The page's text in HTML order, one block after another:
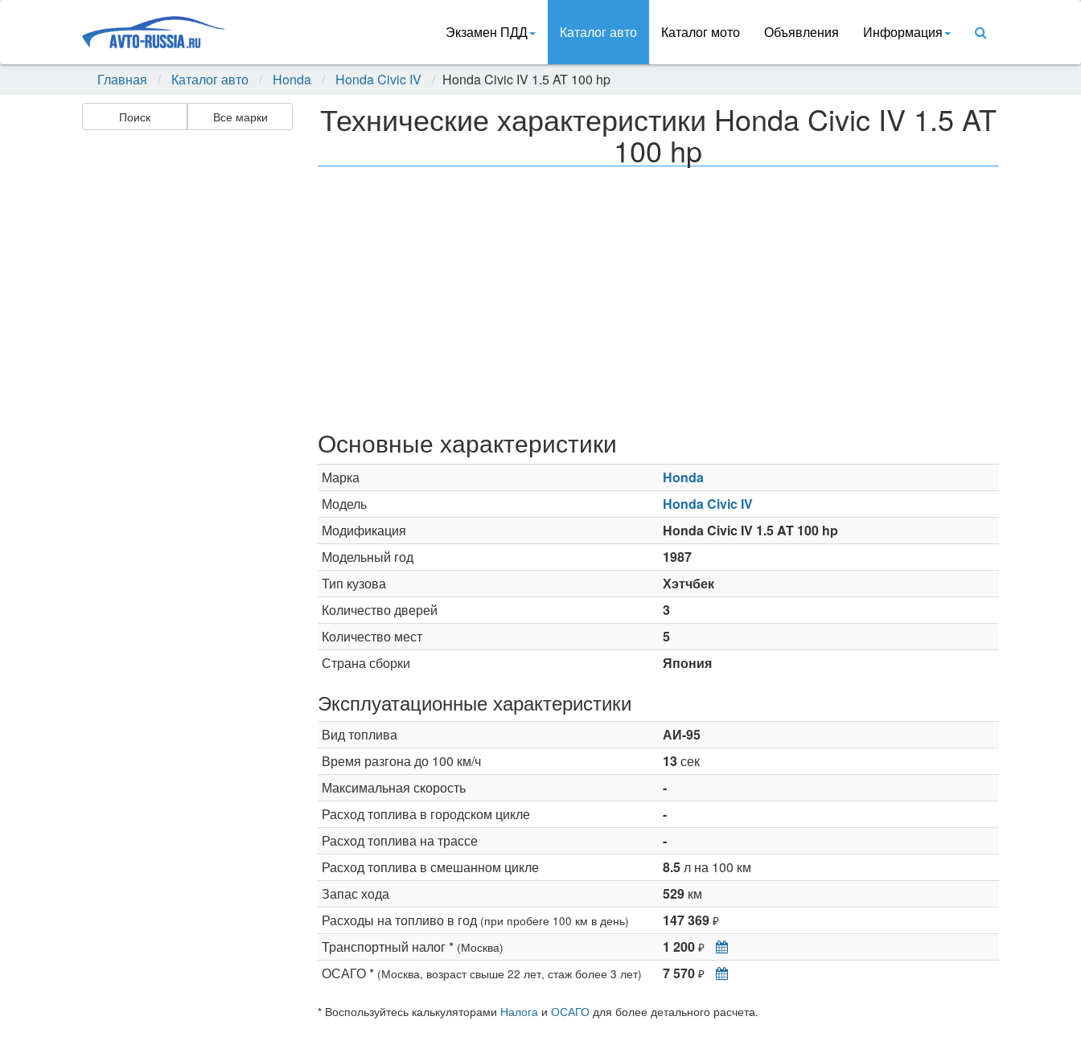
Экзамен ПДД Каталог авто Каталог мото Объявления Информация
Главная Каталог авто Honda Honda Civic IV Honda Civic IV 1.5 AT 100 hp
Поиск Все марки Технические характеристики Honda Civic IV 1.5 AT
100 hp
Основные характеристики
Марка
Honda
Модель
Honda Civic IV
Модификация
Honda Civic IV 1.5 AT 100 hp
Модельный год
1987
Тип кузова
Хэтчбек
Количество дверей
3
Количество мест
5
Страна сборки
Япония
Эксплуатационные характеристики
Вид топлива
АИ-95
Время разгона до 100 км/ч
13сек
Максимальная скорость
-
Расход топлива в городском цикле
-
Расход топлива на трассе
-
Расход топлива в смешанном цикле
8.5л на 100 км
Запас хода
529км
Расходы на топливо в год (при пробеге 100 км в день) 147 369 ₽
Транспортный налог * (Москва) 1 200 ₽
ОСАГО * (Москва, возраст свыше 22 лет, стаж более 3 лет) 7 570 ₽
* Воспользуйтесь калькуляторами Налогаи ОСАГОдля более детального расчета.